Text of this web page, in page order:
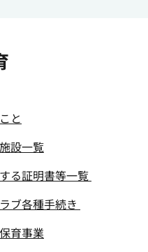
と
設一覧
る証明書等一覧
ブ各種手続き
育事業